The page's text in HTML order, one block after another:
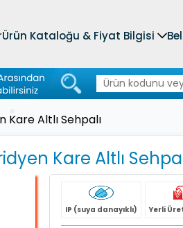
Ürün Kataloğu & Fiyat Bilgisi
Kare Altlı Sehpalı
Kare Altlı
IP (suya danayıklı) Yerli